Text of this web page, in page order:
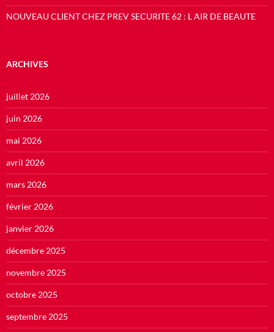
NOUVEAU CLIENT CHEZ PREV SECURITE 62 : L AIR DE BEAUTE
ARCHIVES
juillet 2026
juin 2026
mai 2026
avril 2026
mars 2026
février 2026
janvier 2026
décembre 2025
novembre 2025
octobre 2025
septembre 2025